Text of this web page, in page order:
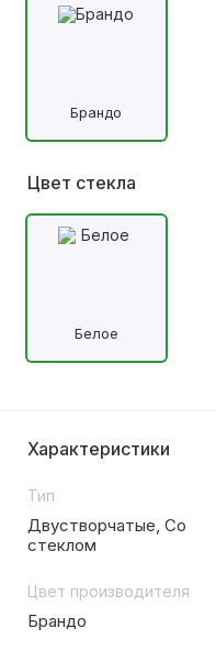
Брандо
Цвет стекла
Белое
Характеристики
Тип
Двустворчатые, Со
стеклом
Цвет производителя
Брандо